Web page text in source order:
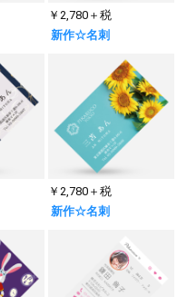
￥2,780＋税
新作☆名刺
￥2,780＋税
新作☆名刺